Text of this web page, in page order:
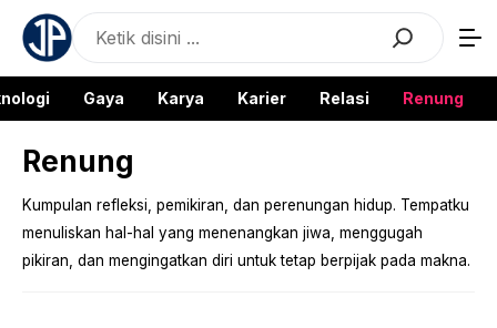
Langsung
Gaya Karya Karier Relasi Renung
Renung
Kumpulan refleksi, pemikiran, dan perenungan hidup. Tempatku
menuliskan hal-hal yang menenangkan jiwa, menggugah
pikiran, dan mengingatkan diri untuk tetap berpijak pada makna.